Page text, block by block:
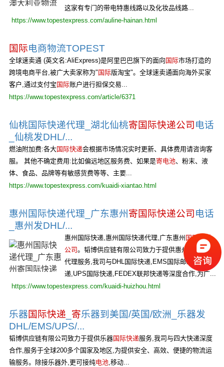
这家有专门的带电特惠线路以及化妆品线路...
https://www.topestexpress.com/auline-hainan.html
国际电商物流TOPEST
全球速卖通 (英文名:AliExpress)是阿里巴巴旗下的面向 国际市场打造的
跨境电商平台,被广大卖家称为" 国际版淘宝"。全球速卖通面向海外买家
客户,通过支付宝 国际账户进行担保交易...
https://www.topestexpress.com/article/6371
仙桃国际快递代理_湖北仙桃寄国际快递公司 电话
_仙桃发DHL/...
燃油附加费:各大国际快递会根据市场情况实时更新、具体费用请咨询客
服。 其他不确定费用:比如偏远地区服务费、如果是寄电池、粉末、液
体、食品、品牌等有敏感货费等等、主要...
https://www.topestexpress.com/kuaidi-xiantao.html
惠州国际快递代理_广东惠州 寄国际快递公司 电话
_惠州发DHL/...
惠州国际快递,惠州国际快递代理,广东惠州 国际快递
公司。韬博供应链有限公司致力于提供惠州国际快递
代理服务,我司与DHL国际快递,EMS国际邮政快
递,UPS国际快递,FEDEX联邦快递等深度合作,为广...
https://www.topestexpress.com/kuaidi-huizhou.html
乐器国际快递 寄乐器到美国/英国/欧洲_乐器发
DHL/EMS/UPS/...
韬博供应链有限公司致力于提供乐器国际快递服务,我司与四大快递深度
合作,服务于全球200多个国家及地区,为提供安全、高效、便捷的物流运
输服务。除接乐器外,更可接纯电池,移动...